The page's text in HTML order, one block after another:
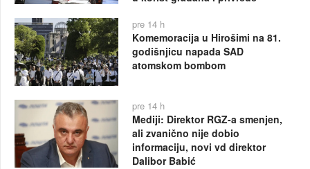
pre 14 h
Komemoracija u Hirošimi na 81.
godišnjicu napada SAD
atomskom bombom
pre 14 h
Mediji: Direktor RGZ-a smenjen,
ali zvanično nije dobio
informaciju, novi vd direktor
Dalibor Babić